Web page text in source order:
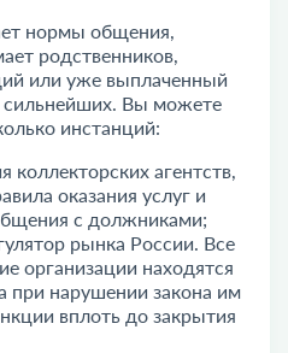
нормы общения,
родственников,
или уже выплаченный
Вы можете
инстанций:
агентств,
оказания услуг и
с должниками;
рынка России. Все
организации находятся
при нарушении закона им
вплоть до закрытия